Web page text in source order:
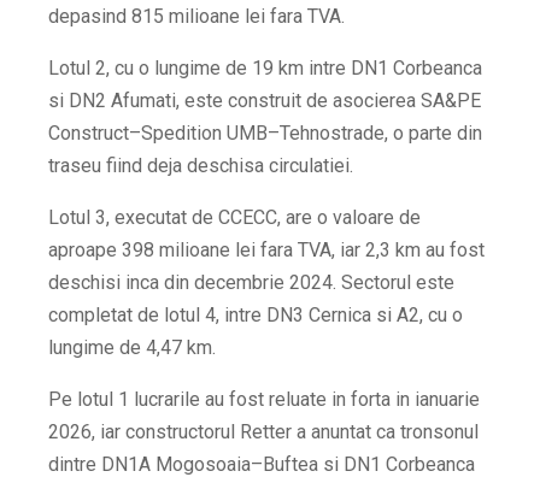
depasind 815 milioane lei fara TVA.
Lotul 2, cu o lungime de 19 km intre DN1 Corbeanca
si DN2 Afumati, este construit de asocierea SA&PE
Construct–Spedition UMB–Tehnostrade, o parte din
traseu fiind deja deschisa circulatiei.
Lotul 3, executat de CCECC, are o valoare de
aproape 398 milioane lei fara TVA, iar 2,3 km au fost
deschisi inca din decembrie 2024. Sectorul este
completat de lotul 4, intre DN3 Cernica si A2, cu o
lungime de 4,47 km.
Pe lotul 1 lucrarile au fost reluate in forta in ianuarie
2026, iar constructorul Retter a anuntat ca tronsonul
dintre DN1A Mogosoaia–Buftea si DN1 Corbeanca